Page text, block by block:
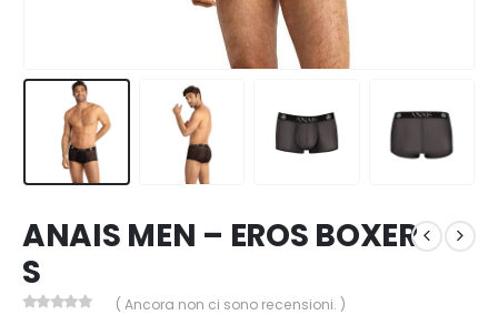
ANAIS MEN – EROS BOXER
S
( Ancora non ci sono recensioni. )